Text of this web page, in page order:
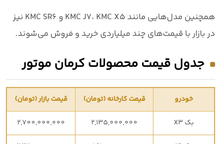
همچنین مدل‌هایی مانند KMC J7، KMC X5 و KMC SR6
نیز
در بازار با قیمت‌های چند میلیاردی خرید و فروش می‌شوند.
جدول قیمت محصولات کرمان موتور
خودرو قیمت کارخانه (تومان) قیمت بازار (تومان)
بک X3 2,135,000,000
2,700,000,000